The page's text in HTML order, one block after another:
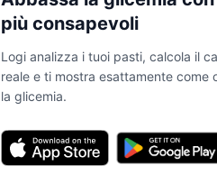
più consapevoli
Logi analizza i tuoi pasti, calcola il
reale e ti mostra esattamente come
la glicemia.